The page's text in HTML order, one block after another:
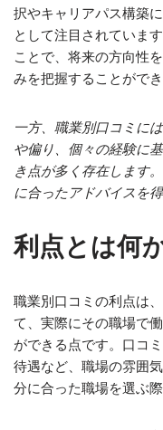
択やキャリアパス構築
として注目されていま
ことで、将来の方向性
みを把握することがで
一方、職業別口コミに
や偏り、個々の経験に
き点が多く存在します
に合ったアドバイスを
利点とは何
職業別口コミの利点は
て、実際にその職場で
ができる点です。口コ
待遇など、職場の雰囲
分に合った職場を選ぶ際